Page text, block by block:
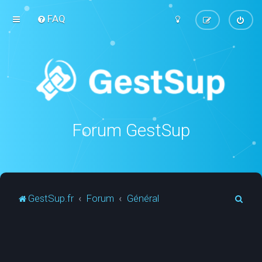
FAQ
Forum GestSup
GestSup.fr Forum Général